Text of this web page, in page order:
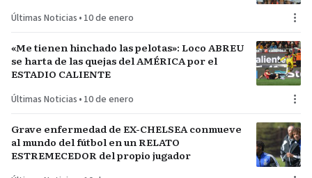
Últimas Noticias • 10 de enero
«Me tienen hinchado las pelotas»: Loco ABREU
se harta de las quejas del AMÉRICA por el
ESTADIO CALIENTE
Últimas Noticias • 10 de enero
Grave enfermedad de EX-CHELSEA conmueve
al mundo del fútbol en un RELATO
ESTREMECEDOR del propio jugador